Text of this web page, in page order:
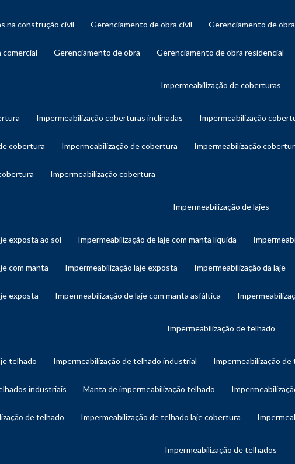
na construção civil gerenciamento de obra civil gerenciamento de
comercial gerenciamento de obra gerenciamento de obra residencial
impermeabilização de coberturas
impermeabilização coberturas inclinadas impermeabilização
cobertura impermeabilização de cobertura impermeabilização
impermeabilização cobertura
impermeabilização de lajes
exposta ao sol impermeabilização de laje com manta líquida
com manta impermeabilização laje exposta impermeabilização da laje
exposta impermeabilização de laje com manta asfáltica
impermeabilização de telhado
telhado impermeabilização de telhado industrial impermeabilização
industriais manta de impermeabilização telhado
de telhado impermeabilização de telhado laje cobertura
impermeabilização de telhados